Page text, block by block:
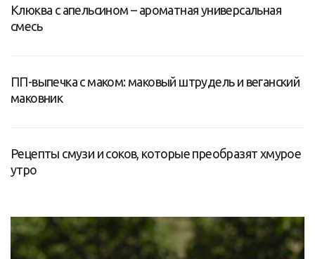
Клюква с апельсином – ароматная универсальная
смесь
ПП-выпечка с маком: маковый штрудель и веганский
маковник
Рецепты смузи и соков, которые преобразят хмурое
утро